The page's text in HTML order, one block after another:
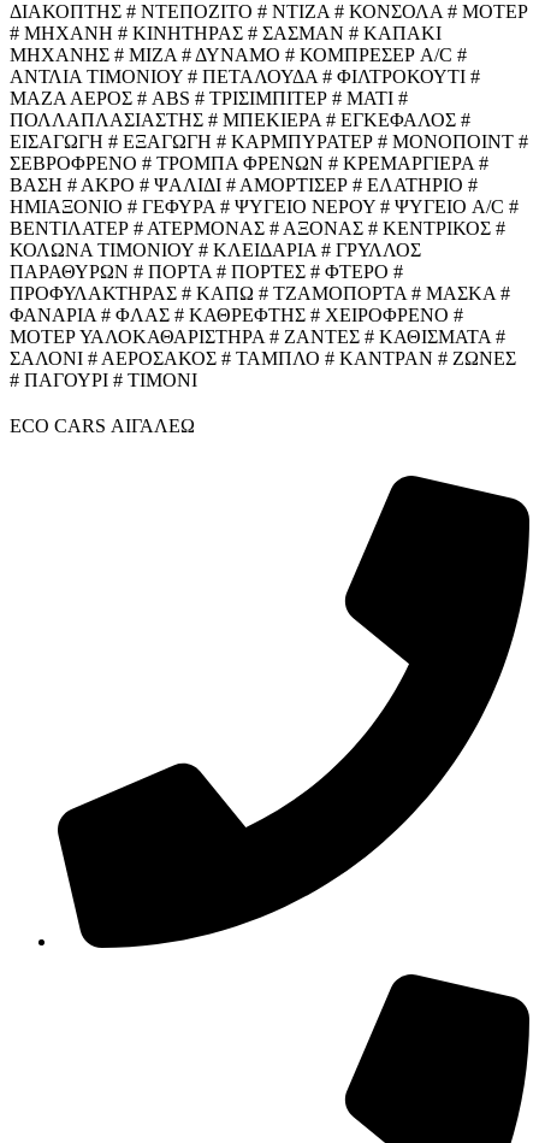
ΔΙΑΚΟΠΤΗΣ # ΝΤΕΠΟΖΙΤΟ # ΝΤΙΖΑ # ΚΟΝΣΟΛΑ # ΜΟΤΕΡ
# ΜΗΧΑΝΗ # ΚΙΝΗΤΗΡΑΣ # ΣΑΣΜΑΝ # ΚΑΠΑΚΙ
ΜΗΧΑΝΗΣ # ΜΙΖΑ # ΔΥΝΑΜΟ # ΚΟΜΠΡΕΣΕΡ A/C #
ΑΝΤΛΙΑ ΤΙΜΟΝΙΟΥ # ΠΕΤΑΛΟΥΔΑ # ΦΙΛΤΡΟΚΟΥΤΙ #
ΜΑΖΑ ΑΕΡΟΣ # ABS # ΤΡΙΣΙΜΠΙΤΕΡ # ΜΑΤΙ #
ΠΟΛΛΑΠΛΑΣΙΑΣΤΗΣ # ΜΠΕΚΙΕΡΑ # ΕΓΚΕΦΑΛΟΣ #
ΕΙΣΑΓΩΓΗ # ΕΞΑΓΩΓΗ # ΚΑΡΜΠΥΡΑΤΕΡ # ΜΟΝΟΠΟΙΝΤ #
ΣΕΒΡΟΦΡΕΝΟ # ΤΡΟΜΠΑ ΦΡΕΝΩΝ # ΚΡΕΜΑΡΓΙΕΡΑ #
ΒΑΣΗ # ΑΚΡΟ # ΨΑΛΙΔΙ # ΑΜΟΡΤΙΣΕΡ # ΕΛΑΤΗΡΙΟ #
ΗΜΙΑΞΟΝΙΟ # ΓΕΦΥΡΑ # ΨΥΓΕΙΟ ΝΕΡΟΥ # ΨΥΓΕΙΟ A/C #
ΒΕΝΤΙΛΑΤΕΡ # ΑΤΕΡΜΟΝΑΣ # ΑΞΟΝΑΣ # ΚΕΝΤΡΙΚΟΣ #
ΚΟΛΩΝΑ ΤΙΜΟΝΙΟΥ # ΚΛΕΙΔΑΡΙΑ # ΓΡΥΛΛΟΣ
ΠΑΡΑΘΥΡΩΝ # ΠΟΡΤΑ # ΠΟΡΤΕΣ # ΦΤΕΡΟ #
ΠΡΟΦΥΛΑΚΤΗΡΑΣ # ΚΑΠΩ # ΤΖΑΜΟΠΟΡΤΑ # ΜΑΣΚΑ #
ΦΑΝΑΡΙΑ # ΦΛΑΣ # ΚΑΘΡΕΦΤΗΣ # ΧΕΙΡΟΦΡΕΝΟ #
ΜΟΤΕΡ ΥΑΛΟΚΑΘΑΡΙΣΤΗΡΑ # ΖΑΝΤΕΣ # ΚΑΘΙΣΜΑΤΑ #
ΣΑΛΟΝΙ # ΑΕΡΟΣΑΚΟΣ # ΤΑΜΠΛΟ # ΚΑΝΤΡΑΝ # ΖΩΝΕΣ
# ΠΑΓΟΥΡΙ # ΤΙΜΟΝΙ
ECO CARS ΑΙΓΑΛΕΩ